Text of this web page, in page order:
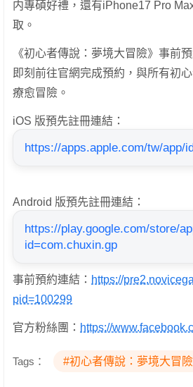
内專碩好禮，還有iPhone17 Pro
取。
《初心者傳說：夢境大冒險》事前
即刻前往官網完成預約，與所有初
療愈冒險。
iOS 版預先註冊連結：
https://apps.apple.com/tw/app/
Android 版預先註冊連結：
https://play.google.com/store/
id=com.chuxin.gp
事前預約連結： https://
pid=100299
官方粉絲團： https://
Tags： #初心者傳說：夢境大冒險